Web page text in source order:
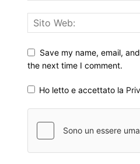
Save my name, email,
the next time I comment.
Ho letto e accettato la